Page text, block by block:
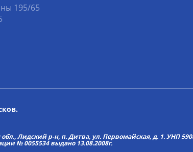
195/65
Лидский р-н, п. Дитва, ул. Первомайская, д. 1. УНП
№ 0055534 выдано 13.08.2008г.